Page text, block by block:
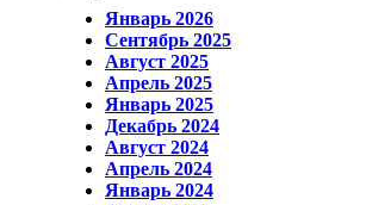
Январь 2026
Сентябрь 2025
Август 2025
Апрель 2025
Январь 2025
Декабрь 2024
Август 2024
Апрель 2024
Январь 2024